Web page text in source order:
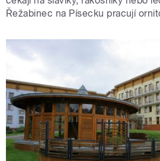
Řežabinec na Písecku pracují